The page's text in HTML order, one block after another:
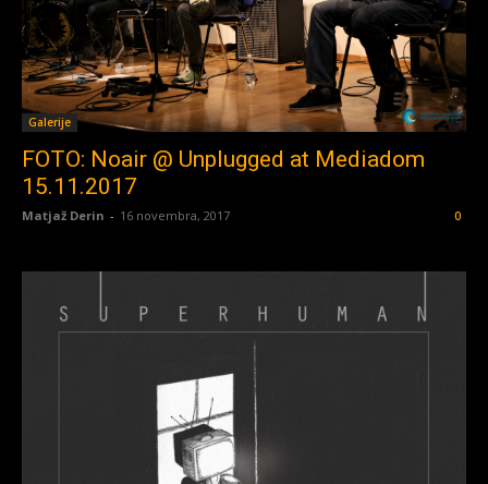
Galerije
FOTO: Noair @ Unplugged at Mediadom
15.11.2017
Matjaž Derin - 16 novembra, 2017 0